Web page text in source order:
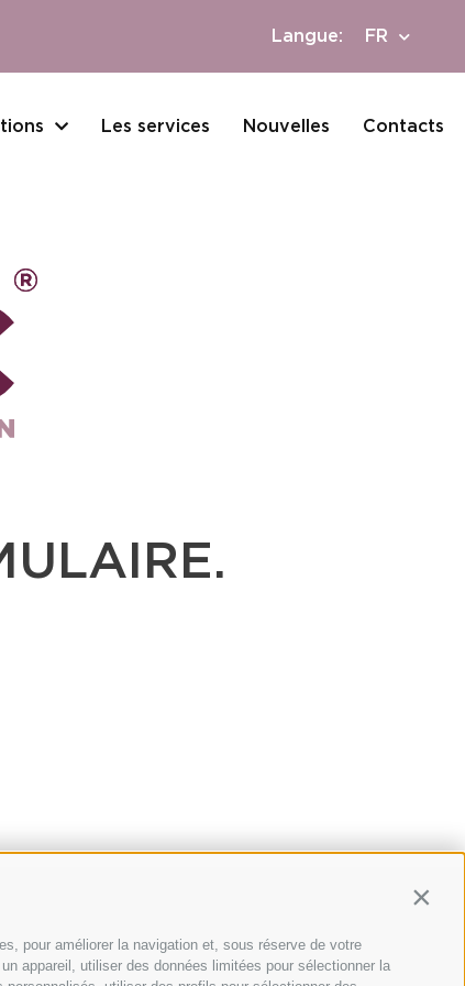
pour améliorer la navigation et, sous réserve de votre
appareil, utiliser des données limitées pour sélectionner la
Langue: FR
Les services Nouvelles Contacts
Nous sommes membres officiels